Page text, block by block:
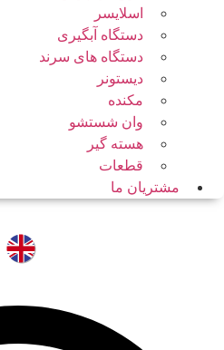
اسلایسر
دستگاه آبگیری
دستگاه های سرند
دیستونر
مکنده
وان شستشو
هسته گیر
قطعات
مشتریان ما